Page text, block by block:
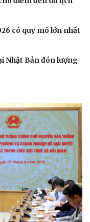
đẹp
có quy mô lớn nhất
Nhật Bản đón lượng